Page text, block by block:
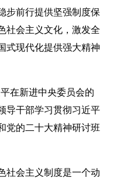
步前行提供坚强制度保
社会主义文化，激发全
式现代化提供强大精神
在新进中央委员会的
导干部学习贯彻习近平
党的二十大精神研讨班
社会主义制度是一个动